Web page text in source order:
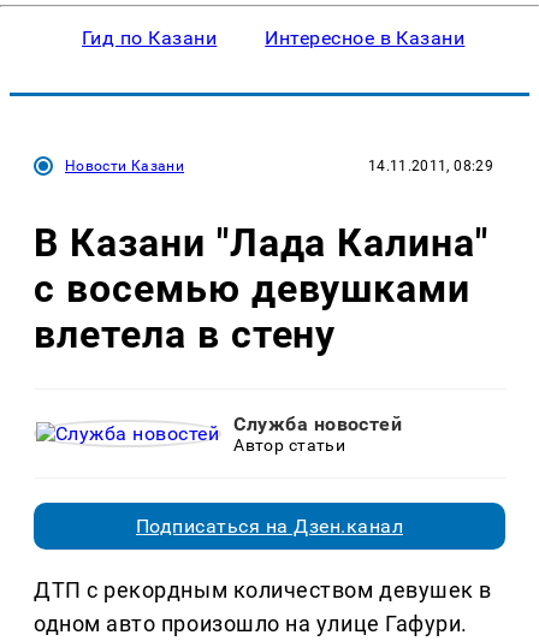
Гид по Казани Интересное в Казани
Новости Казани 14.11.2011, 08:29
В Казани "Лада Калина"
с восемью девушками
влетела в стену
Служба новостей
Автор статьи
Подписаться на Дзен.канал
ДТП с рекордным количеством девушек в
одном авто произошло на улице Гафури.